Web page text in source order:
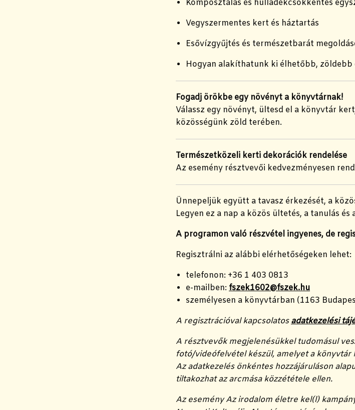
Komposztálás és hulladékcsökkentés
Vegyszermentes kert és háztartás
Esővízgyűjtés és természetbarát
Hogyan alakíthatunk ki élhetőbb,
Fogadj örökbe egy növényt a könyvtárnak!
Válassz egy növényt, ültesd el a könyvtár
közösségünk zöld terében.
Természetközeli kerti dekorációk rendelése
Az esemény résztvevői kedvezményesen
Ünnepeljük együtt a tavasz érkezését, a
Legyen ez a nap a közös ültetés, a tanulás és
A programon való részvétel ingyenes, de
Regisztrálni az alábbi elérhetőségeken lehet:
telefonon: +36 1 403 0813
e-mailben: fszek1602@fszek.hu
személyesen a könyvtárban (1163
A regisztrációval kapcsolatosadatkezelési
A résztvevők megjelenésükkel tudomásul
fotó/videófelvétel készül, amelyet a könyvtár
Az adatkezelés önkéntes hozzájáruláson
tiltakozhat az arcmása közzététele ellen.
Az esemény Az irodalom életre kel(l)